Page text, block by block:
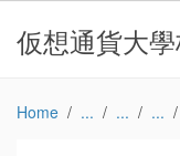
仮想通貨大
Home